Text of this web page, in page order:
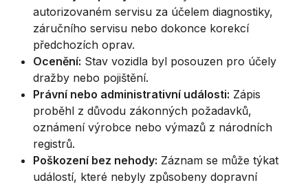
autorizovaném servisu za účelem diagnostiky,
záručního servisu nebo dokonce korekcí
předchozích oprav.
Ocenění: Stav vozidla byl posouzen pro účely
dražby nebo pojištění.
Právní nebo administrativní události: Zápis
proběhl z důvodu zákonných požadavků,
oznámení výrobce nebo výmazů z národních
registrů.
Poškození bez nehody: Záznam se může týkat
událostí, které nebyly způsobeny dopravní